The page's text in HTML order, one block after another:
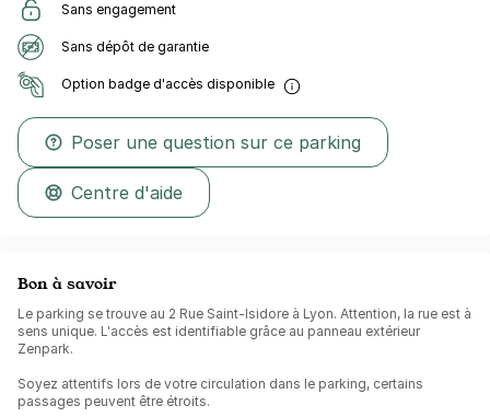
Sans engagement
Sans dépôt de garantie
Option badge d'accès disponible
Poser une question sur ce parking
Centre d'aide
Bon à savoir
Le parking se trouve au 2 Rue Saint-Isidore à Lyon. Attention, la rue est à
sens unique. L'accès est identifiable grâce au panneau extérieur
Zenpark.
Soyez attentifs lors de votre circulation dans le parking, certains
passages peuvent être étroits.